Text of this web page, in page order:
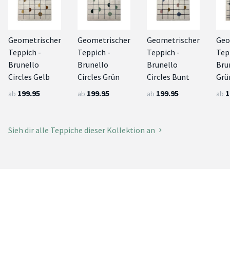
Geometrischer
Teppich -
Brunello
Circles Gelb
ab 199.95
Geometrischer
Teppich -
Brunello
Circles Grün
ab 199.95
Geometrischer
Teppich -
Brunello
Circles Bunt
ab 199.95 ab
Sieh dir alle Teppiche dieser Kollektion an